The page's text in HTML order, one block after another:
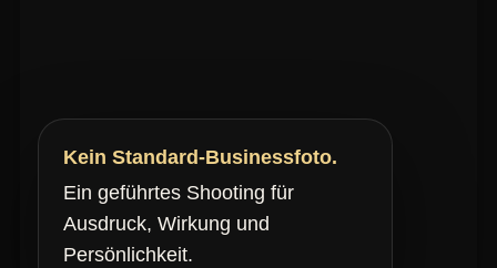
Kein Standard-Businessfoto.
Ein geführtes Shooting für
Ausdruck, Wirkung und
Persönlichkeit.